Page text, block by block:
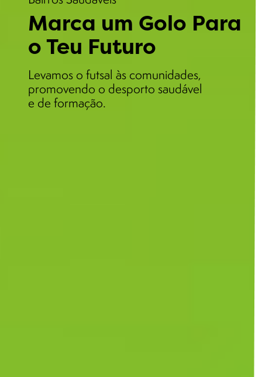
Marca um Golo Para
o Teu Futuro
Levamos o futsal às comunidades,
promovendo o desporto saudável
e de formação.